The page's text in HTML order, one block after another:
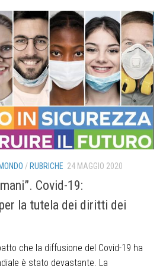
/RUBRICHE 24 MAGGIO 2020
Covid-19:
la tutela dei diritti dei
che la diffusione del Covid-19 ha
è stato devastante. La